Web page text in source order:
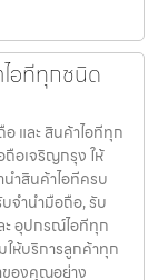
อทีทุกชนิด
และ สินค้าไอทีทุก
ถือเจริญกรุง ให้
นำสินค้าไอทีครบ
บจำนำมือถือ, รับ
ะ อุปกรณ์ไอทีทุก
ให้บริการลูกค้าทุก
ของคุณอย่าง